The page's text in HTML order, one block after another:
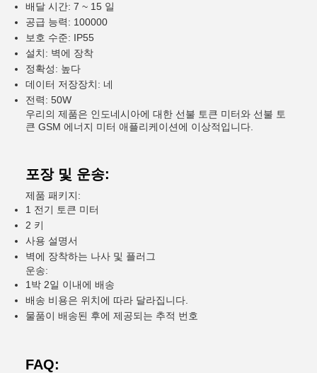
배달 시간: 7 ~ 15 일
공급 능력: 100000
보호 수준: IP55
설치: 벽에 장착
정확성: 높다
데이터 저장장치: 네
전력: 50W
우리의 제품은 인도네시아에 대한 선불 토큰 미터와 선불 토
큰 GSM 에너지 미터 애플리케이션에 이상적입니다.
포장 및 운송:
제품 패키지:
1 전기 토큰 미터
2 키
사용 설명서
벽에 장착하는 나사 및 플러그
운송:
1박 2일 이내에 배송
배송 비용은 위치에 따라 달라집니다.
물품이 배송된 후에 제공되는 추적 번호
FAQ: